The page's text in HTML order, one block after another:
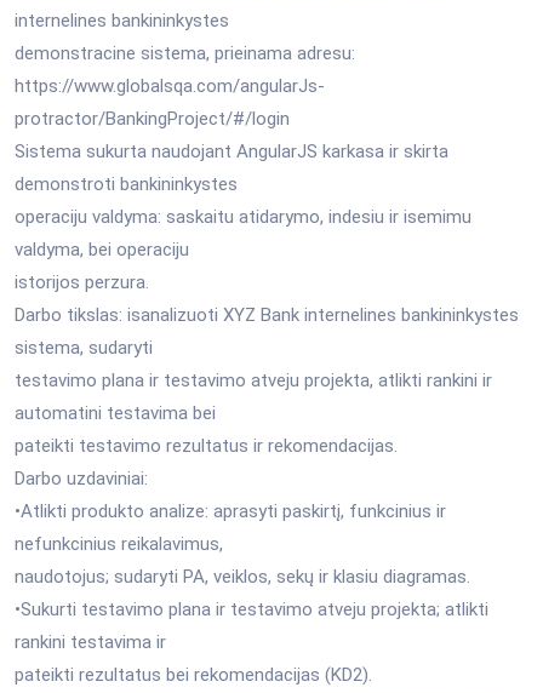
internelines bankininkystes
demonstracine sistema, prieinama adresu:
https://www.globalsqa.com/angularJs-
protractor/BankingProject/#/login
Sistema sukurta naudojant AngularJS karkasa ir skirta
demonstroti bankininkystes
operaciju valdyma: saskaitu atidarymo, indesiu ir isemimu
valdyma, bei operaciju
istorijos perzura.
Darbo tikslas: isanalizuoti XYZ Bank internelines bankininkystes
sistema, sudaryti
testavimo plana ir testavimo atveju projekta, atlikti rankini ir
automatini testavima bei
pateikti testavimo rezultatus ir rekomendacijas.
Darbo uzdaviniai:
•Atlikti produkto analize: aprasyti paskirtį, funkcinius ir
nefunkcinius reikalavimus,
naudotojus; sudaryti PA, veiklos, sekų ir klasiu diagramas.
•Sukurti testavimo plana ir testavimo atveju projekta; atlikti
rankini testavima ir
pateikti rezultatus bei rekomendacijas (KD2).